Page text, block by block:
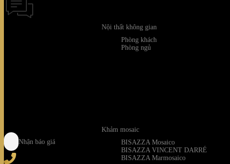
Nội thất không gian
Phòng khách
Phòng ngủ
Khảm mosaic
BISAZZA Mosaico
BISAZZA VINCENT DARRÉ
BISAZZA Marmosaico
Nhận báo giá